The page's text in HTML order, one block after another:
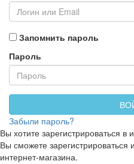
Запомнить пароль
Пароль
Забыли пароль?
Вы хотите зарегистрироваться в
Вы сможете
интернет-магазина.